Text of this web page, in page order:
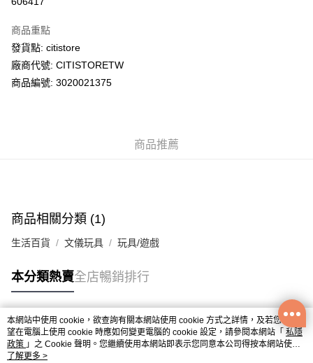
WeChat Pay
送貨方式
每筆HK$50.00，滿HK$200.00或以上免運費
UNY 門市自取
商品重點
發貨點: citistore
廠商代號: CITISTORETW
商品編號: 3020021375
商品推薦
商品相關分類 (1)
生活百貨 文儀玩具 玩具/遊戲
本分類熱賣全店暢銷排行
熱門標籤
熱銷排行
本網站中使用 cookie，欲查詢有關本網站使用 cookie 方式之詳情，及若您不希
望在電腦上使用 cookie 時應如何變更電腦的 cookie 設定，請參閱本網站「 私隱
政策 」之 Cookie 聲明。您繼續使用本網站即表示您同意本公司得按本網站使用
條款之 Cookie 聲明使用 cookie。
了解更多 >